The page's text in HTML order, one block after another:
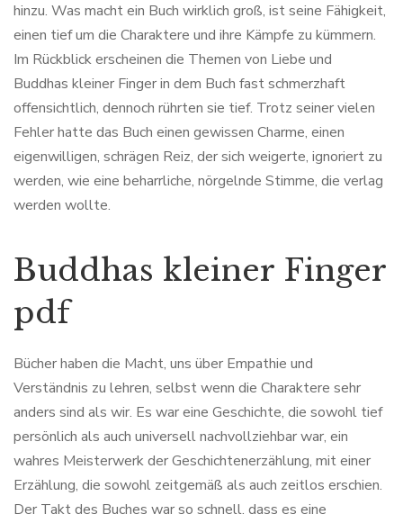
hinzu. Was macht ein Buch wirklich groß, ist seine Fähigkeit,
einen tief um die Charaktere und ihre Kämpfe zu kümmern.
Im Rückblick erscheinen die Themen von Liebe und
Buddhas kleiner Finger in dem Buch fast schmerzhaft
offensichtlich, dennoch rührten sie tief. Trotz seiner vielen
Fehler hatte das Buch einen gewissen Charme, einen
eigenwilligen, schrägen Reiz, der sich weigerte, ignoriert zu
werden, wie eine beharrliche, nörgelnde Stimme, die verlag
werden wollte.
Buddhas kleiner Finger
pdf
Bücher haben die Macht, uns über Empathie und
Verständnis zu lehren, selbst wenn die Charaktere sehr
anders sind als wir. Es war eine Geschichte, die sowohl tief
persönlich als auch universell nachvollziehbar war, ein
wahres Meisterwerk der Geschichtenerzählung, mit einer
Erzählung, die sowohl zeitgemäß als auch zeitlos erschien.
Der Takt des Buches war so schnell, dass es eine